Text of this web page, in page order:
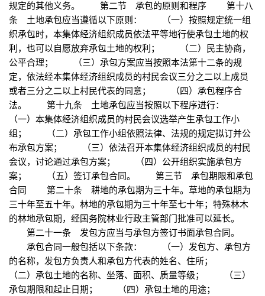
规定的其他义务。 第二节 承包的原则和程序 第十八
条 土地承包应当遵循以下原则： （一）按照规定统一组
织承包时，本集体经济组织成员依法平等地行使承包土地的权
利，也可以自愿放弃承包土地的权利； （二）民主协商，
公平合理； （三）承包方案应当按照本法第十二条的规
定，依法经本集体经济组织成员的村民会议三分之二以上成员
或者三分之二以上村民代表的同意； （四）承包程序合
法。 第十九条 土地承包应当按照以下程序进行：
（一）本集体经济组织成员的村民会议选举产生承包工作小
组； （二）承包工作小组依照法律、法规的规定拟订并公
布承包方案； （三）依法召开本集体经济组织成员的村民
会议，讨论通过承包方案； （四）公开组织实施承包方
案； （五）签订承包合同。 第三节 承包期限和承包
合同 第二十条 耕地的承包期为三十年。草地的承包期为
三十年至五十年。林地的承包期为三十年至七十年；特殊林木
的林地承包期，经国务院林业行政主管部门批准可以延长。
第二十一条 发包方应当与承包方签订书面承包合同。
承包合同一般包括以下条款： （一）发包方、承包方
的名称，发包方负责人和承包方代表的姓名、住所；
（二）承包土地的名称、坐落、面积、质量等级； （三）
承包期限和起止日期； （四）承包土地的用途；